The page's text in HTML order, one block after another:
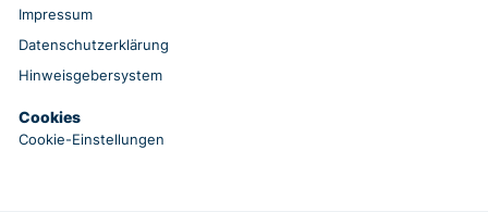
Impressum
Datenschutzerklärung
Hinweisgebersystem
Cookies
Cookie-Einstellungen